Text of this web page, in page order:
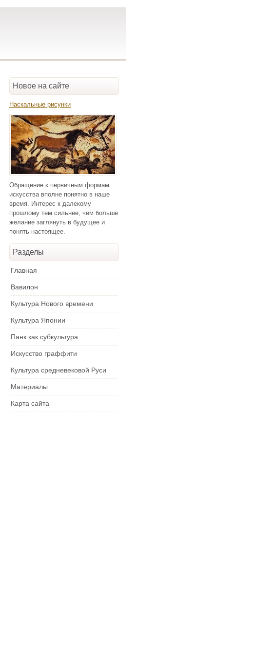
Новое на сайте
Наскальные рисунки
Обращение к первичным формам
искусства вполне понятно в наше
время. Интерес к далекому
прошлому тем сильнее, чем больше
желание заглянуть в будущее и
понять настоящее.
Разделы
Главная
Вавилон
Культура Нового времени
Культура Японии
Панк как субкультура
Искусство граффити
Культура средневековой Руси
Материалы
Карта сайта